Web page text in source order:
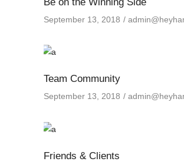
September 13, 2018
Team Community
September 13, 2018
Friends & Clients